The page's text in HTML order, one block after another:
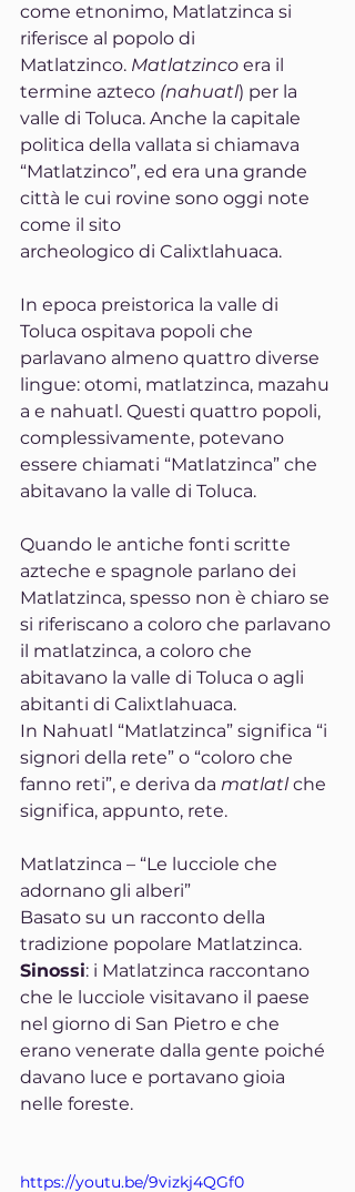
come etnonimo, Matlatzinca si
riferisce al popolo di
Matlatzinco. Matlatzinco era il
termine azteco (nahuatl) per la
valle di Toluca. Anche la capitale
politica della vallata si chiamava
“Matlatzinco”, ed era una grande
città le cui rovine sono oggi note
come il sito
archeologico di Calixtlahuaca.
In epoca preistorica la valle di
Toluca ospitava popoli che
parlavano almeno quattro diverse
lingue: otomi, matlatzinca, mazahu
a e nahuatl. Questi quattro popoli,
complessivamente, potevano
essere chiamati “Matlatzinca” che
abitavano la valle di Toluca.
Quando le antiche fonti scritte
azteche e spagnole parlano dei
Matlatzinca, spesso non è chiaro se
si riferiscano a coloro che parlavano
il matlatzinca, a coloro che
abitavano la valle di Toluca o agli
abitanti di Calixtlahuaca.
In Nahuatl “Matlatzinca” significa “i
signori della rete” o “coloro che
fanno reti”, e deriva da matlatl che
significa, appunto, rete.
Matlatzinca – “Le lucciole che
adornano gli alberi”
Basato su un racconto della
tradizione popolare Matlatzinca.
Sinossi: i Matlatzinca raccontano
che le lucciole visitavano il paese
nel giorno di San Pietro e che
erano venerate dalla gente poiché
davano luce e portavano gioia
nelle foreste.
https://youtu.be/9vizkj4QGf0